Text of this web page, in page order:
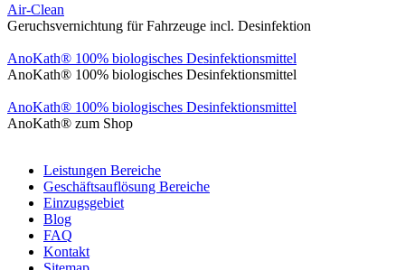
Air-Clean
Geruchsvernichtung für Fahrzeuge incl. Desinfektion
AnoKath® 100% biologisches Desinfektionsmittel
AnoKath® 100% biologisches Desinfektionsmittel
AnoKath® 100% biologisches Desinfektionsmittel
AnoKath® zum Shop
Leistungen Bereiche
Geschäftsauflösung Bereiche
Einzugsgebiet
Blog
FAQ
Kontakt